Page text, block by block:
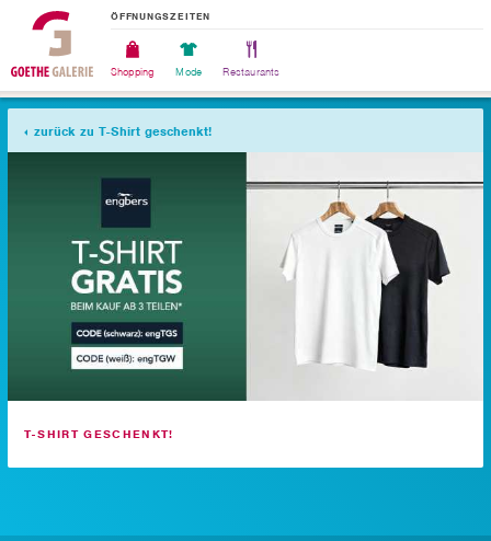
ÖFFNUNGSZEITEN
Shopping Mode Restaurants
zurück zu T-Shirt geschenkt!
T-SHIRT GESCHENKT!